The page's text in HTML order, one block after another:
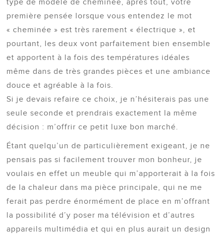
type de modèle de cheminée, après tout, votre
première pensée lorsque vous entendez le mot
« cheminée » est très rarement « électrique », et
pourtant, les deux vont parfaitement bien ensemble
et apportent à la fois des températures idéales
même dans de très grandes pièces et une ambiance
douce et agréable à la fois.
Si je devais refaire ce choix, je n’hésiterais pas une
seule seconde et prendrais exactement la même
décision : m’offrir ce petit luxe bon marché.
Étant quelqu’un de particulièrement exigeant, je ne
pensais pas si facilement trouver mon bonheur, je
voulais en effet un meuble qui m’apporterait à la fois
de la chaleur dans ma pièce principale, qui ne me
ferait pas perdre énormément de place en m’offrant
la possibilité d’y poser ma télévision et d’autres
appareils multimédia et qui en plus aurait un design